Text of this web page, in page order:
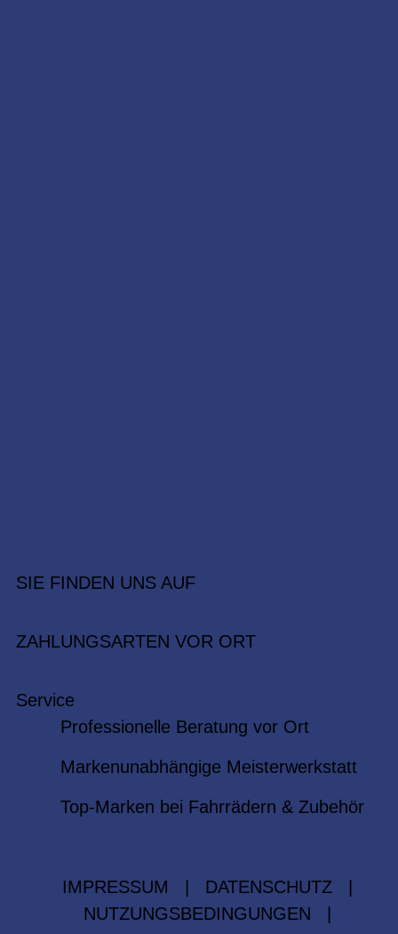
SIE FINDEN UNS AUF
ZAHLUNGSARTEN VOR ORT
Service
Professionelle Beratung vor Ort
Markenunabhängige Meisterwerkstatt
Top-Marken bei Fahrrädern & Zubehör
IMPRESSUM DATENSCHUTZ
NUTZUNGSBEDINGUNGEN